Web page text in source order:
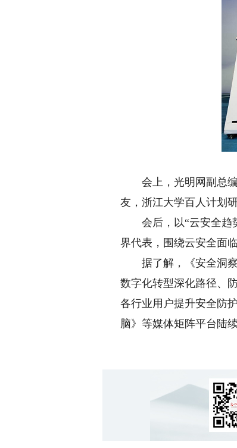
会上，光明网副总编
友，浙江大学百人计划
会后，以“云安全趋势
界代表，围绕云安全面
据了解，《安全洞察·
数字化转型深化路径、
各行业用户提升安全防
脑》等媒体矩阵平台陆